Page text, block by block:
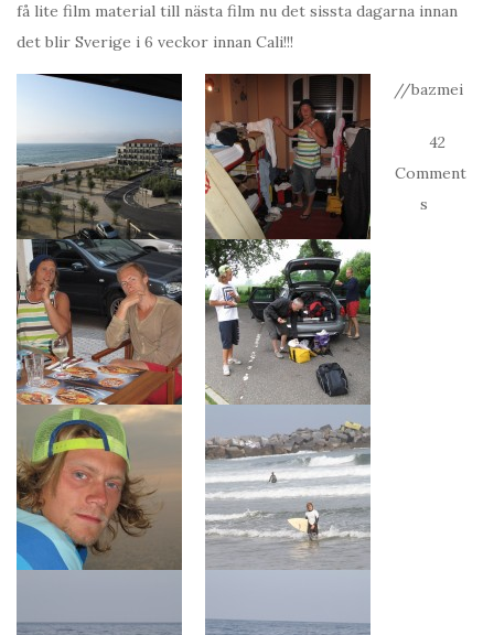
få lite film material till nästa film nu det sissta dagarna innan
det blir Sverige i 6 veckor innan Cali!!!
//bazmei
42
Comment
s